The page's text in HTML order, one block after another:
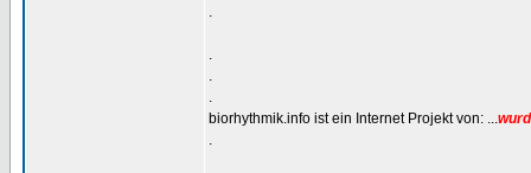
.
.
.
.
biorhythmik.info ist ein Internet Projekt von: ...
.